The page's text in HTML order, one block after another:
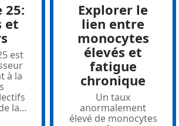
25:
et
est
à la
la…
Explorer le
lien entre
monocytes
élevés et
fatigue
chronique
Un taux
anormalement
élevé de monocytes